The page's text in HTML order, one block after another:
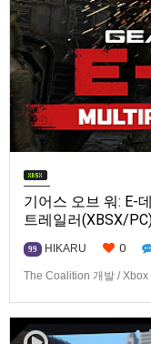
기어스 오브 워: E-
트레일러(XBSX/
99 HIKARU 0
The Coalition 개발 / Xbox